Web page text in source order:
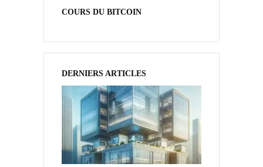
COURS DU BITCOIN
DERNIERS ARTICLES